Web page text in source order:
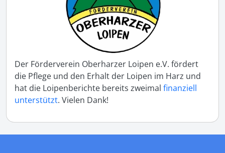
Der Förderverein Oberharzer Loipen e.V. fördert
die Pflege und den Erhalt der Loipen im Harz und
hat die Loipenberichte bereits zweimal finanziell
unterstützt. Vielen Dank!